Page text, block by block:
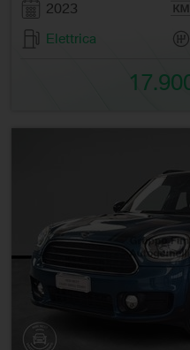
2023
Elettrica